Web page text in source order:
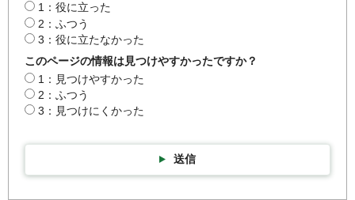
1：役に立った
2：ふつう
3：役に立たなかった
このページの情報は見つけやすかったですか？
1：見つけやすかった
2：ふつう
3：見つけにくかった
送信